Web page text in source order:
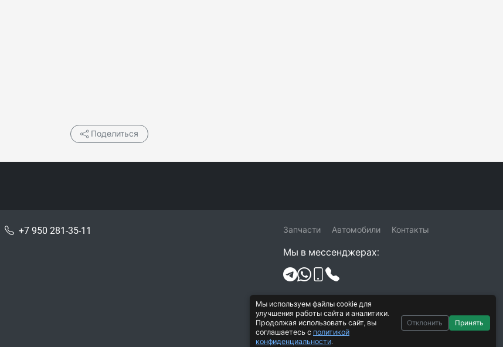
Поделиться
+7 950 281-35-11 Запчасти Автомобили Контакты
Мы в мессенджерах:
Политика конфиденциальности и
обработки персональных данных
Согласие на обработку персональных
данных
Мы используем файлы cookie для
улучшения работы сайта и аналитики.
Продолжая использовать сайт, вы
соглашаетесь с политикой
конфиденциальности.
Отклонить Принять